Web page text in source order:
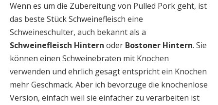
Wenn es um die Zubereitung von Pulled Pork geht, ist
das beste Stück Schweinefleisch eine
Schweineschulter, auch bekannt als a
Schweinefleisch Hintern oder Bostoner Hintern. Sie
können einen Schweinebraten mit Knochen
verwenden und ehrlich gesagt entspricht ein Knochen
mehr Geschmack. Aber ich bevorzuge die knochenlose
Version, einfach weil sie einfacher zu verarbeiten ist